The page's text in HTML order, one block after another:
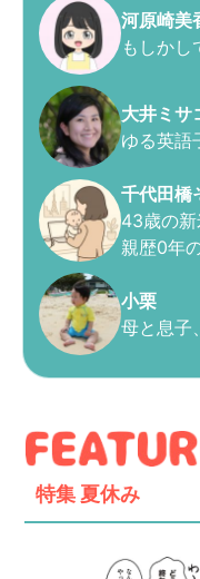
河原崎美
もしかし
大井ミサ
ゆる英語
千代田橋
43歳の
親歴0年
小栗
母と息子
特集 夏休み